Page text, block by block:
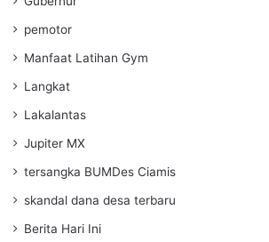
pemotor
Manfaat Latihan Gym
Langkat
Lakalantas
Jupiter MX
tersangka BUMDes Ciamis
skandal dana desa terbaru
Berita Hari Ini